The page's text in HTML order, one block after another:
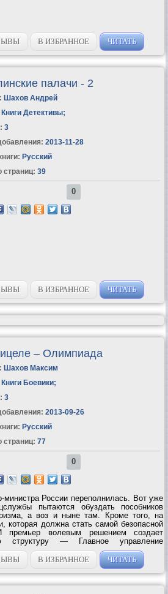
В ИЗБРАННОЕ ЧИТАТЬ
палачи - 2
Шахов Андрей
Книги Детективы;
3
2013-11-28
Русский
страниц: 39
0
В ИЗБРАННОЕ ЧИТАТЬ
– Олимпиада
Шахов Максим
Книги Боевики;
3
2013-09-26
Русский
страниц: 77
0
министра России переполнилась. Вот уже
пытаются обуздать пособников
а воз и ныне там. Кроме того, на
которая должна стать самой безопасной
волевым решением создает
структуру — Главное управление
разведывательно-
ФАРОС....
В ИЗБРАННОЕ ЧИТАТЬ